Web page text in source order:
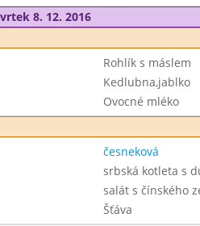
8. 12. 2016
Rohlík s máslem
Kedlubna,jablko
Ovocné mléko
česneková
srbská kotleta s
salát s čínského
Šťáva